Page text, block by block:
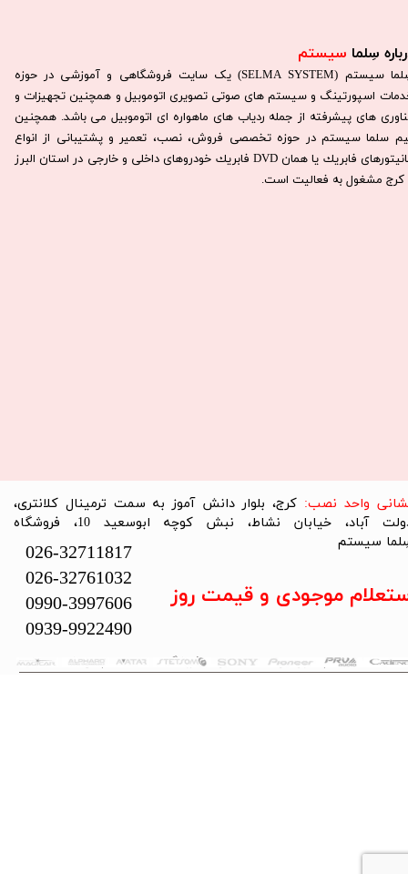
سِلما سیستم​​​​​​​
سِلما سيستم (SELMA SYSTEM) یک سایت فروشگاهی و آموزشی در حوزه
اسپورتینگ و سیستم های صوتی تصویری اتوموبیل و همچنین تجهیزات و
های پیشرفته از جمله ردیاب های ماهواره ای اتوموبیل می باشد. همچنين
سلما سيستم در حوزه تخصصی فروش، نصب، تعمير و پشتيبانی از انواع
مانيتورهای فابريك يا همان DVD فابريك خودروهای داخلی و خارجی در استان البرز
كرج مشغول به فعاليت است.​​​​​​​
تمام حقوق این سایت متعلق به فروشگاه سلما سیستم می‌باشد.
واحد نصب: کرج، بلوار دانش آموز به سمت ترمینال کلانتری،
دولت آباد، خیابان نشاط، نبش کوچه ابوسعید 10، فروشگاه
سیستم​​​​​​​
026-32711817
026-32761032
0990-3997606
0939-9922490
موجودی و قیمت روز